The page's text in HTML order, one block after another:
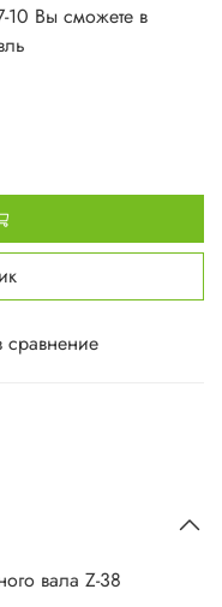
сравнение
10 Вы сможете в
вала Z-38